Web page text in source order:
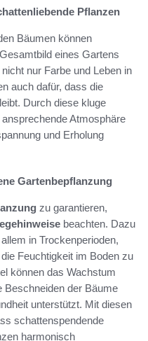
Pflanzen
Bäumen können
eines Gartens
nur Farbe und Leben in
auch dafür, dass die
Durch diese kluge
Atmosphäre
und Erholung
Gartenbepflanzung
zu garantieren,
beachten. Dazu
in Trockenperioden,
Feuchtigkeit im Boden zu
können das Wachstum
Beschneiden der Bäume
unterstützt. Mit diesen
schattenspendende
harmonisch